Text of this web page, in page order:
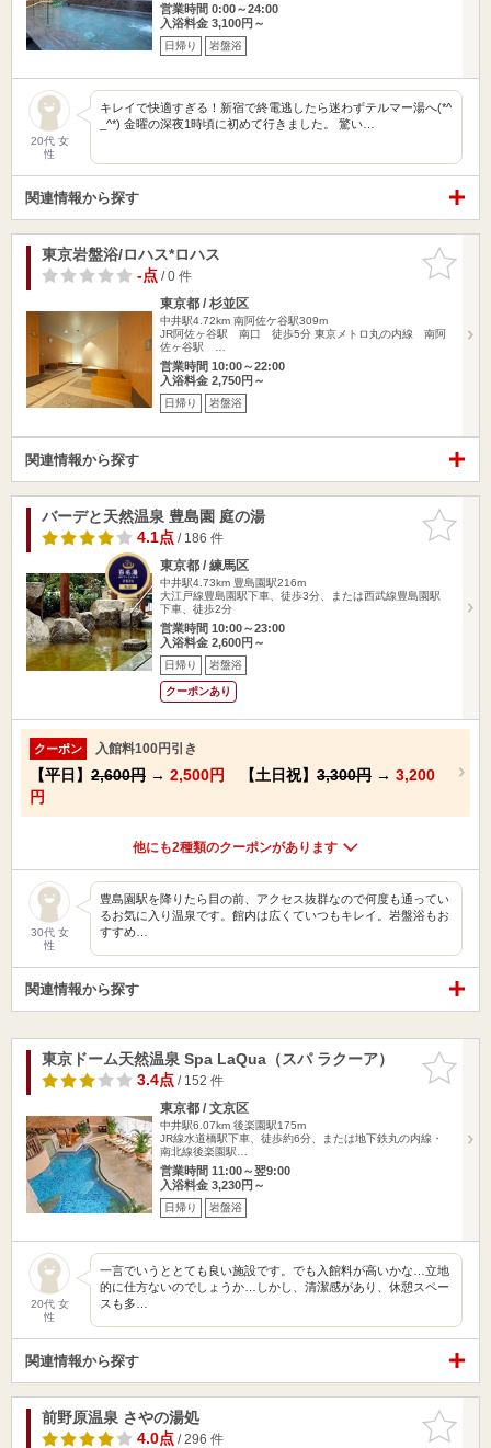
営業時間 0:00～24:00
入浴料金 3,100円～
日帰り 岩盤浴
20代 女
性
キレイで快適すぎる！新宿で終電逃したら迷わずテルマー湯へ(*^
_^*) 金曜の深夜1時頃に初めて行きました。 驚い…
関連情報から探す
お気に入
りに追加
東京岩盤浴/ロハス*ロハス
-点/ 0 件
東京都 / 杉並区
中井駅4.72km 南阿佐ケ谷駅309m
JR阿佐ヶ谷駅 南口 徒歩5分 東京メトロ丸の内線 南阿
佐ヶ谷駅 …
営業時間 10:00～22:00
入浴料金 2,750円～
日帰り 岩盤浴
関連情報から探す
お気に入
りに追加
バーデと天然温泉 豊島園 庭の湯
4.1点/ 186 件
東京都 / 練馬区
中井駅4.73km 豊島園駅216m
大江戸線豊島園駅下車、徒歩3分、または西武線豊島園駅
下車、徒歩2分
営業時間 10:00～23:00
入浴料金 2,600円～
日帰り 岩盤浴
クーポンあり
クーポン 入館料100円引き
【平日】 2,600円 → 2,500円 【土日祝】 3,300円 → 3,200
円
他にも2種類のクーポンがあります
30代 女
性
豊島園駅を降りたら目の前、アクセス抜群なので何度も通ってい
るお気に入り温泉です。館内は広くていつもキレイ。岩盤浴もお
すすめ…
関連情報から探す
お気に入
りに追加
東京ドーム天然温泉 Spa LaQua（スパ ラクーア）
3.4点/ 152 件
東京都 / 文京区
中井駅6.07km 後楽園駅175m
JR線水道橋駅下車、徒歩約6分、または地下鉄丸の内線・
南北線後楽園駅…
営業時間 11:00～翌9:00
入浴料金 3,230円～
日帰り 岩盤浴
20代 女
性
一言でいうととても良い施設です。でも入館料が高いかな…立地
的に仕方ないのでしょうか…しかし、清潔感があり、休憩スペー
スも多…
関連情報から探す
お気に入
りに追加
前野原温泉 さやの湯処
4.0点/ 296 件